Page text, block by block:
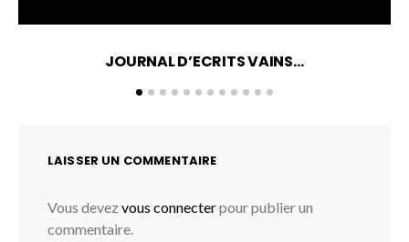
JOURNAL D’ECRITS VAINS…
LAISSER UN COMMENTAIRE
Vous devez vous connecterpour publier un
commentaire.